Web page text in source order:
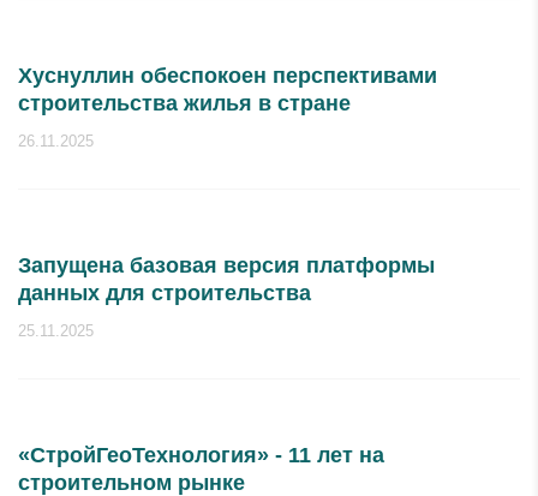
Хуснуллин обеспокоен перспективами
строительства жилья в стране
26.11.2025
Запущена базовая версия платформы
данных для строительства
25.11.2025
«СтройГеоТехнология» - 11 лет на
строительном рынке